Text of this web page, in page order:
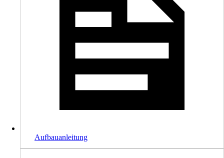
Aufbauanleitung